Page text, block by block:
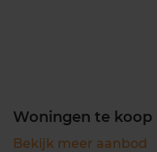
Woningen te
Bekijk meer aanbod